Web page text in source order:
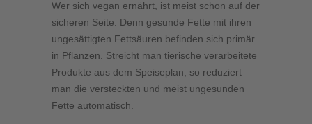
Wer sich vegan ernährt, ist meist schon auf der
sicheren Seite. Denn gesunde Fette mit ihren
ungesättigten Fettsäuren befinden sich primär
in Pflanzen. Streicht man tierische verarbeitete
Produkte aus dem Speiseplan, so reduziert
man die versteckten und meist ungesunden
Fette automatisch.